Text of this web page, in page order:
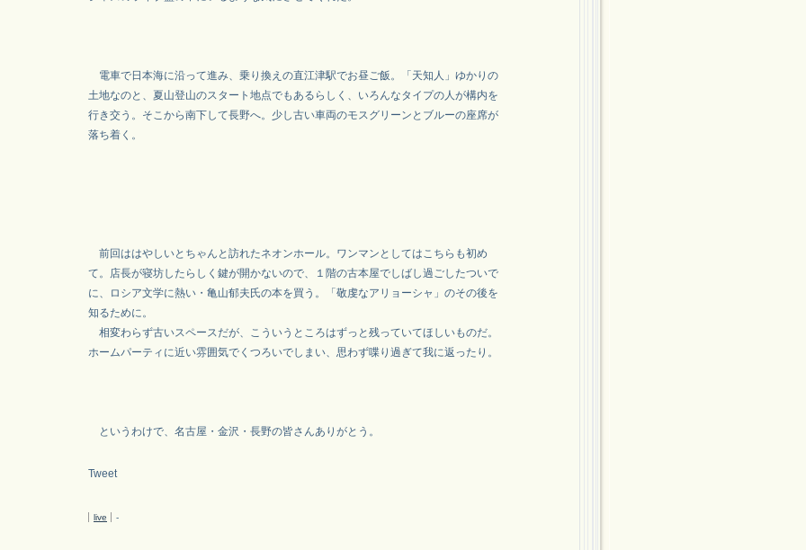
電車で日本海に沿って進み、乗り換えの直江津駅でお昼ご飯。「天知人」ゆかりの
土地なのと、夏山登山のスタート地点でもあるらしく、いろんなタイプの人が構内を
行き交う。そこから南下して長野へ。少し古い車両のモスグリーンとブルーの座席が
落ち着く。
前回ははやしいとちゃんと訪れたネオンホール。ワンマンとしてはこちらも初め
て。店長が寝坊したらしく鍵が開かないので、１階の古本屋でしばし過ごしたついで
に、ロシア文学に熱い・亀山郁夫氏の本を買う。「敬虔なアリョーシャ」のその後を
知るために。
相変わらず古いスペースだが、こういうところはずっと残っていてほしいものだ。
ホームパーティに近い雰囲気でくつろいでしまい、思わず喋り過ぎて我に返ったり。
というわけで、名古屋・金沢・長野の皆さんありがとう。
Tweet
live -